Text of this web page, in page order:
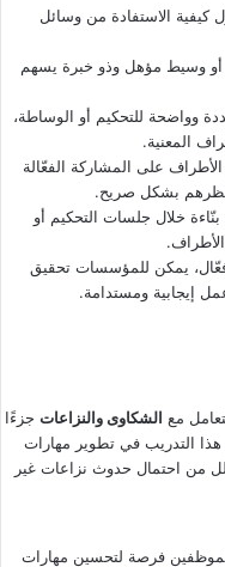
كيفية الاستفادة من وسائل
أو وسيط مؤهل وذو خبرة يسهم
وواضحة للتحكيم أو الوساطة،
المعنية.
على المشاركة الفعّالة
نظرهم بشكل صريح.
خلال جلسات التحكيم أو
يمكن للمؤسسات تحقيق
إيجابية ومستدامة.
مع الشكاوى والنزاعات جزءًا
هذا التدريب في تطوير مهارات
من احتمال حدوث نزاعات غير
فرصة لتحسين مهارات